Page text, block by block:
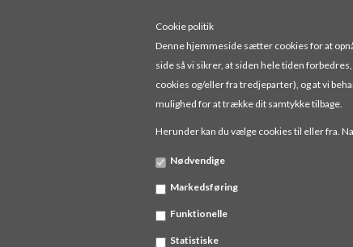
Cookie politik
Denne hjemmeside sætter cookies for at
side så vi sikrer, at siden hele tiden
cookies og/eller fra tredjeparter), og at vi
mulighed for at trække dit samtykke tilbage.
Herunder kan du vælge cookies til eller fra.
Nødvendige
Markedsføring
Funktionelle
Statistiske
JENSEN & JORGENSEN